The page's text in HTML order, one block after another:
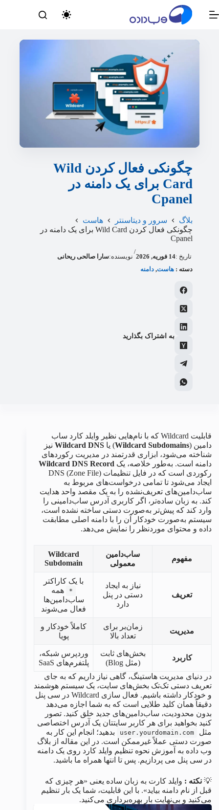
به
چگونکی فعال کردن Wild
Card برای یک دامنه در
Cpanel
بلاگ سرور و دیتاسنتر
هاست
چگونکی فعال کردن Wild Card برای یک دامنه در
Cpanel
تاریخ :14 فوریه, 2026
/
نویسنده:سارا صالحی ریحانی
دسته : هاست, دامنه
به اشتراک بگذارید
قابلیت Wildcard که با نام‌هایی نظیر وایلد کارد ساب
دامین (Wildcard Subdomains) یا Wildcard DNS نیز
شناخته می‌شود، ابزاری قدرتمند در مدیریت رکوردهای
دامنه است. به‌طور خلاصه، یک Wildcard DNS Record
رکوردی است که در فایل تنظیمات DNS (Zone File)
ایجاد می‌شود تا تمامی درخواست‌های مربوط به
ساب‌دامین‌های تعریف‌نشده را به یک مقصد واحد هدایت
کند. به زبان ساده‌تر، اگر کاربری آدرس ساب‌دامینی را
وارد کند که پیش‌تر به‌صورت دستی ساخته نشده است،
سیستم به‌صورت خودکار آن را با دامنه اصلی مطابقت
داده و محتوای موردنظر را نمایش می‌دهد.
مفهوم
ساب‌دامین
معمولی
Wildcard
Subdomain
تعریف
نیاز به ایجاد
دستی در پنل
دارد
با یک کاراکتر
*
همه
ساب‌دامین‌ها
فعال می‌شوند
مدیریت
زمان‌بر برای
تعداد بالا
کاملاً خودکار و
پویا
کاربرد
بخش‌های ثابت
(مثل Blog)
وردپرس شبکه،
پلتفرم‌های SaaS
در دنیای مدیریت هاستینگ، گاهی نیاز داریم که به جای
تعریف دستی تک‌تک بخش‌های سایت، یک سیستم هوشمند
و خودکار داشته باشیم. فعال سازی Wildcard در سی پنل
دقیقاً همان کلید طلایی است که به شما اجازه می‌دهد
بدون محدودیت، ساب‌دامین‌های جدید خلق کنید. تصور
کنید بخواهید برای هر کاربر سایتتان یک آدرس اختصاصی
مثل
user.yourdomain.com
بدهید؛ انجام این کار به
صورت دستی عملاً غیرممکن است. در این مقاله از بلاگ
وب داده به آموزش نحوه تنظیم وایلد کارد روی یک دامنه
در سی پنل می پردازیم. پس تا انتها همراه ما باشید.
💡 نکته : وایلد کارت به زبان ساده یعنی «هر چیزی که
قبل از نام دامنه بیاید». با این قابلیت، شما یک بار تنظیم
می‌کنید و بی‌نهایت بار بهره‌برداری می‌کنید.